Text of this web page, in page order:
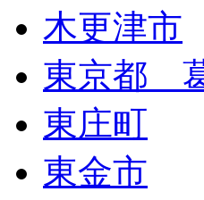
木更津市
東京都
東庄町
東金市